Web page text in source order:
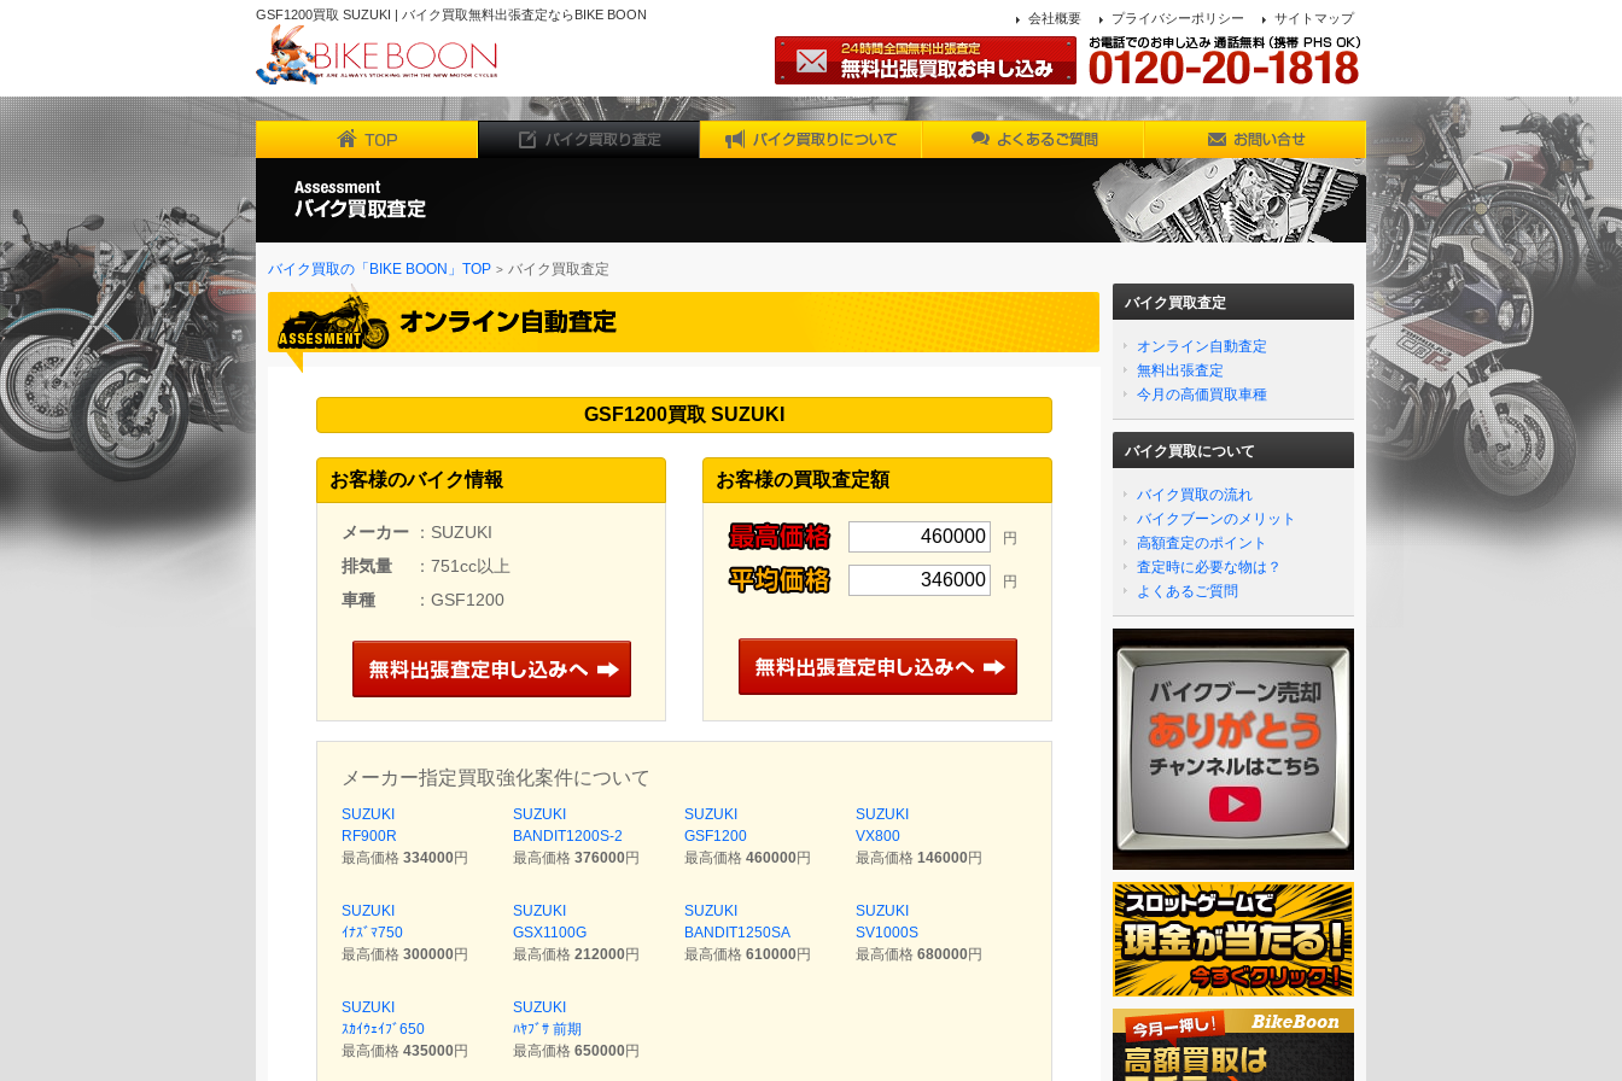
GSF1200買取 SUZUKI | バイク買取無料出張査定ならBIKE BOON サイトマップ
プライバシーポリシー
会社概要
バイク買取の「BIKE BOON」TOP
バイク買取査定
バイク買取査定
オンライン自動査定
無料出張査定
今月の高価買取車種
バイク買取について
バイク買取の流れ
バイクブーンのメリット
高額査定のポイント
査定時に必要な物は？
よくあるご質問
GSF1200買取 SUZUKI
お客様のバイク情報
メーカー
：SUZUKI
排気量
：751cc以上
車種
：GSF1200
お客様の買取査定額
460000 円
346000 円
メーカー指定買取強化案件について
SUZUKI
RF900R
最高価格 334000円
SUZUKI
BANDIT1200S-2
最高価格 376000円
SUZUKI
GSF1200
最高価格 460000円
SUZUKI
VX800
最高価格 146000円
SUZUKI
ｲﾅｽﾞﾏ750
最高価格 300000円
SUZUKI
GSX1100G
最高価格 212000円
SUZUKI
BANDIT1250SA
最高価格 610000円
SUZUKI
SV1000S
最高価格 680000円
SUZUKI
ｽｶｲｳｪｲﾌﾞ650
最高価格 435000円
SUZUKI
ﾊﾔﾌﾞｻ 前期
最高価格 650000円